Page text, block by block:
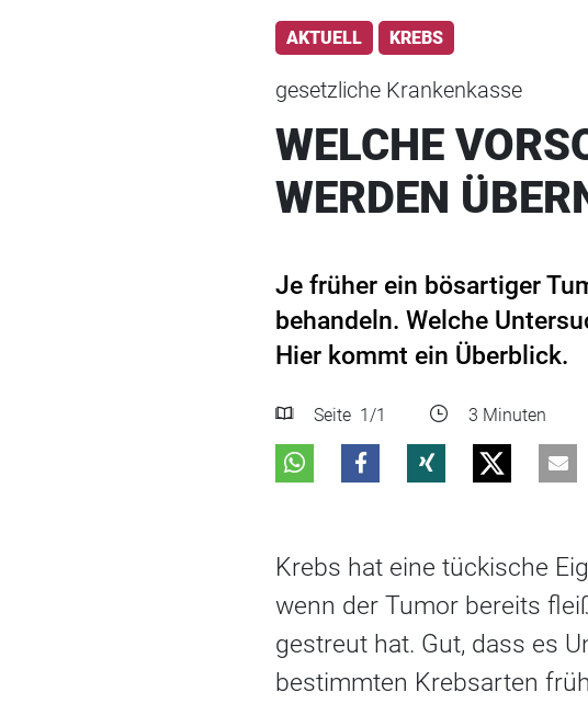
AKTUELL KREBS
gesetzliche Krankenkasse
WELCHE
WERDEN
Je früher ein bösartiger
behandeln. Welche
Hier kommt ein Überblick.
Seite 1 /1 3 Minuten
Krebs hat eine tückische
wenn der Tumor bereits
gestreut hat. Gut, dass es
bestimmten Krebsarten